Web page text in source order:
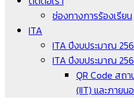
ช่องทางการร้องเรียน
ITA
ITA ปีงบประมาณ
ITA ปีงบประมาณ
QR Code สถ
(IIT) และภายน